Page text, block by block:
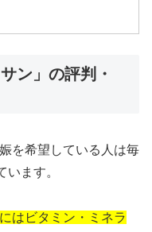
ン」の評判・
を希望している人は毎
ます。
はビタミン・ミネラ